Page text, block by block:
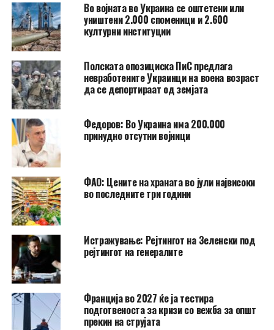
Во војната во Украина се оштетени или
уништени 2.000 споменици и 2.600
културни институции
Полската опозициска ПиС предлага
невработените Украинци на воена возраст
да се депортираат од земјата
Федоров: Во Украина има 200.000
принудно отсутни војници
ФАО: Цените на храната во јули највисоки
во последните три години
Истражување: Рејтингот на Зеленски под
рејтингот на генералите
Франција во 2027 ќе ја тестира
подготвеноста за кризи со вежба за општ
прекин на струјата